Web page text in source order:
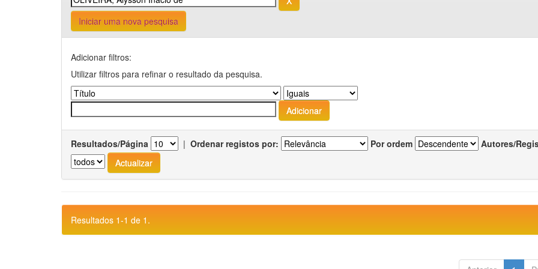
Iniciar uma nova pesquisa
Adicionar filtros:
Utilizar filtros para refinar o resultado da pesquisa.
Resultados/Página | Ordenar registos por: Por ordem Autores/
Resultados 1-1 de 1.